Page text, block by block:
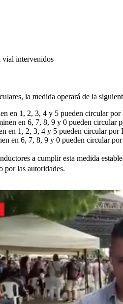
vial intervenidos
la medida operará de la
en 1, 2, 3, 4 y 5 pueden circular por
en 6, 7, 8, 9 y 0 pueden circular
en 1, 2, 3, 4 y 5 pueden circular por
en 6, 7, 8, 9 y 0 pueden circular
a cumplir esta medida
por las autoridades.